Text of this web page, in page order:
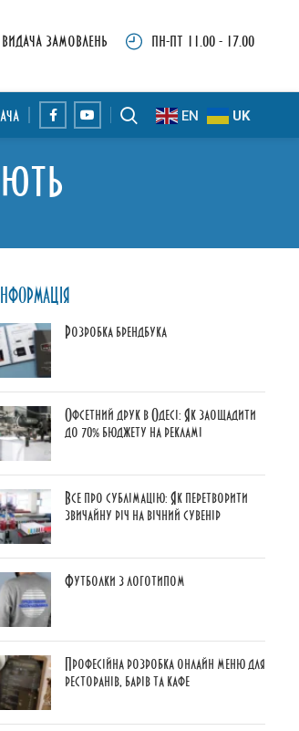
видача замовлень пн-пт 11.00 - 17.00
EN UK
Розробка брендбука
Офсетний друк в Одесі: Як заощадити
до 70% бюджету на рекламі
Все про сублімацію: Як перетворити
звичайну річ на вічний сувенір
Футболки з логотипом
Професійна розробка онлайн меню для
ресторанів, барів та кафе